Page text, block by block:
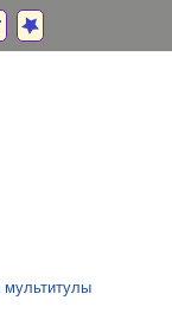
мультитулы